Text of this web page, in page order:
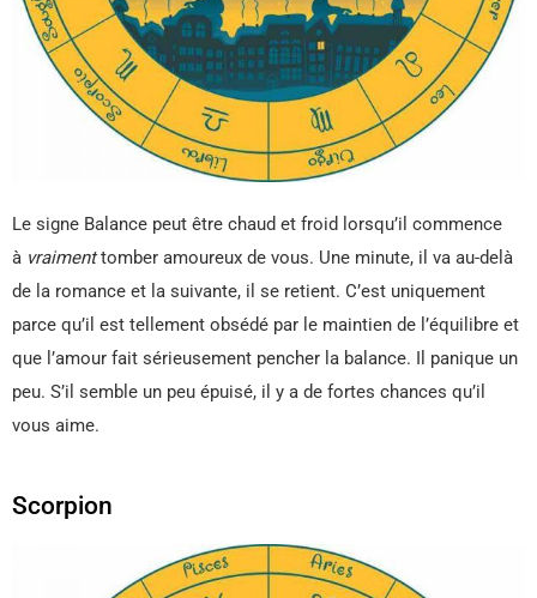
Le signe Balance peut être chaud et froid lorsqu’il commence
à vraimenttomber amoureux de vous. Une minute, il va au-delà
de la romance et la suivante, il se retient. C’est uniquement
parce qu’il est tellement obsédé par le maintien de l’équilibre et
que l’amour fait sérieusement pencher la balance. Il panique un
peu. S’il semble un peu épuisé, il y a de fortes chances qu’il
vous aime.
Scorpion